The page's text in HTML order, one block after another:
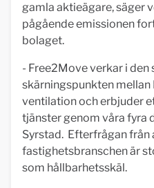
gamla aktieägare, säger
pågående emissionen
bolaget.
- Free2Move verkar i den
skärningspunkten mellan
ventilation och erbjuder
tjänster genom våra
Syrstad. Efterfrågan från
fastighetsbranschen är
som hållbarhetsskäl.